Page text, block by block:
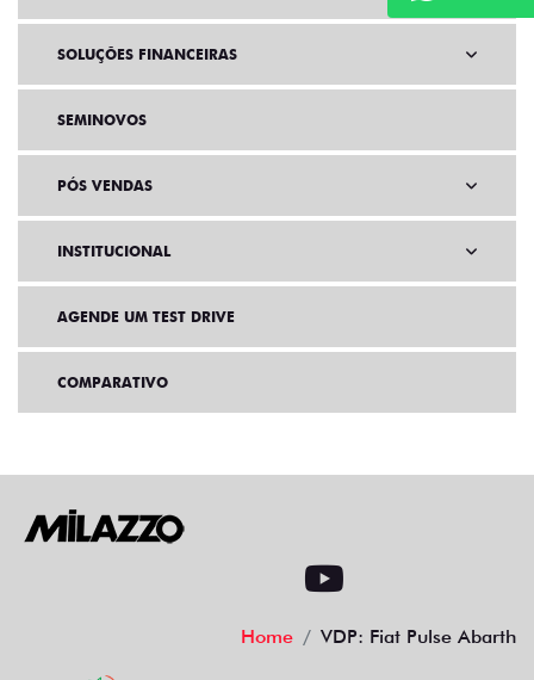
SOLUÇÕES FINANCEIRAS
SEMINOVOS
PÓS VENDAS
INSTITUCIONAL
AGENDE UM TEST DRIVE
COMPARATIVO
Home VDP: Fiat Pulse Abarth